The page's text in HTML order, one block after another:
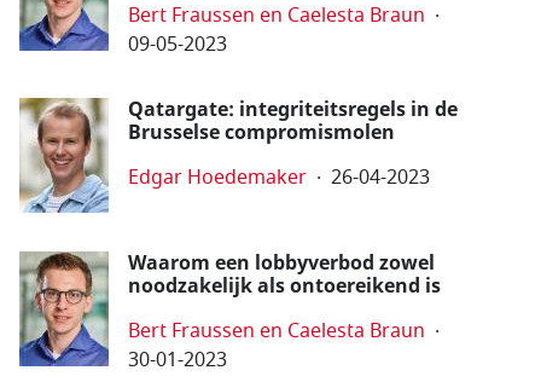
Bert Fraussen en Caelesta Braun
09-05-2023
Qatargate: integriteitsregels in de
Brusselse compromis­molen
Edgar Hoedemaker 26-04-2023
Waarom een lobbyverbod zowel
noodzakelijk als ontoereikend is
Bert Fraussen en Caelesta Braun
30-01-2023